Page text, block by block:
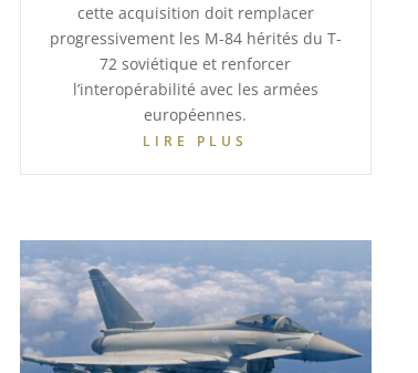
cette acquisition doit remplacer
progressivement les M-84 hérités du T-
72 soviétique et renforcer
l’interopérabilité avec les armées
européennes.
LIRE PLUS